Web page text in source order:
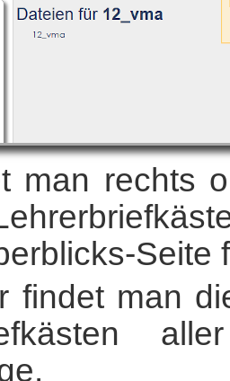
man rechts
Seite
findet man